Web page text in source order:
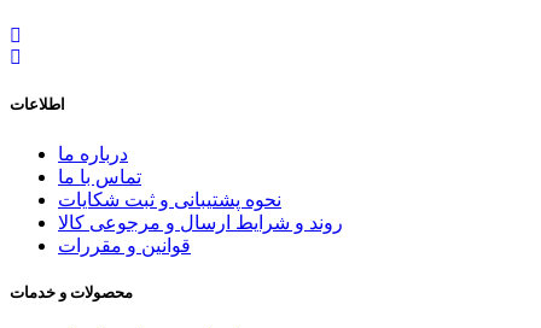
اطلاعات
درباره ما
تماس با ما
نحوه پشتیبانی و ثبت شکایات
روند و شرایط ارسال و مرجوعی کالا
قوانین و مقررات
محصولات و خدمات